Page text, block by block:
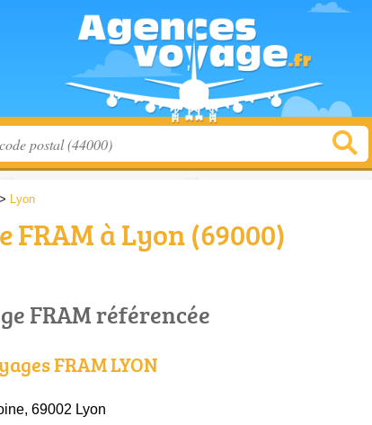
> Lyon
FRAM à Lyon (69000)
FRAM référencée
FRAM LYON
69002 Lyon